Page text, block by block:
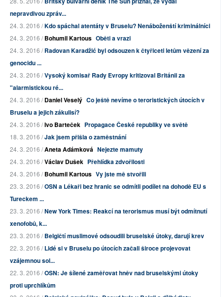
nepravdivou zpráv...
24. 3. 2016 /Kdo spáchal atentáty v Bruselu? Nenáboženští kriminálníci
24. 3. 2016 /Bohumil Kartous Oběti a vrazi
24. 3. 2016 /Radovan Karadžić byl odsouzen k čtyřiceti letům vězení za
genocidu ...
24. 3. 2016 /Vysoký komisař Rady Evropy kritizoval Británii za
"alarmistickou ré...
24. 3. 2016 /Daniel Veselý Co ještě nevíme o teroristických útocích v
Bruselu a jejich zákulisí?
24. 3. 2016 /Ivo Barteček Propagace České republiky ve světě
18. 3. 2016 /Jak jsem přišla o zaměstnání
24. 3. 2016 /Aneta Adámková Nejezte mamuty
24. 3. 2016 /Václav Dušek Přehlídka zdvořilosti
24. 3. 2016 /Bohumil Kartous Vy jste mě stvořili
23. 3. 2016 /OSN a Lékaři bez hranic se odmítli podílet na dohodě EU s
Tureckem ...
23. 3. 2016 /New York Times: Reakcí na terorismus musí být odmítnutí
xenofobů, k...
23. 3. 2016 /Belgičtí muslimové odsoudili bruselské útoky, darují krev
22. 3. 2016 /Lidé si v Bruselu po útocích začali široce projevovat
vzájemnou sol...
22. 3. 2016 /OSN: Je šílené zaměřovat hněv nad bruselskými útoky
proti uprchlíkům